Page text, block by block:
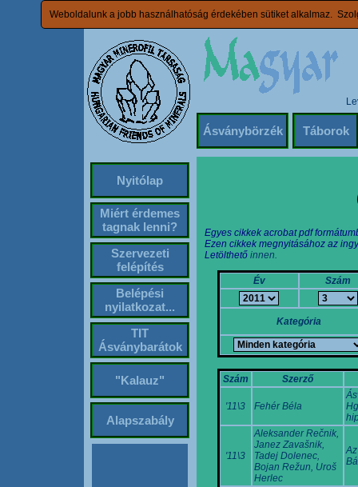
Weboldalunk a jobb használhatóság érdekében sütiket alkalmaz.
Ásványbörzék Táborok
Nyitólap
Miért érdemes
tagnak lenni?
Szervezeti
felépítés
Belépési
nyilatkozat...
TIT
Ásványbarátok
"Kalauz"
Alapszabály
Egyes cikkek acrobat pdf
Ezen cikkek megnyitásához az
Letölthető innen.
Év Szám
Kategória
Szám Szerző
'11\3 Fehér Béla
'11\3
Aleksander Rečnik,
Janez Zavašnik,
Tadej Dolenec,
Bojan Režun, Uroš
Herlec